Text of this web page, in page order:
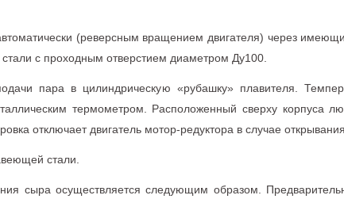
(реверсным вращением двигателя) через
с проходным отверстием диаметром Ду100.
пара в цилиндрическую «рубашку» плавителя.
термометром. Расположенный сверху корпуса
отключает двигатель мотор-редуктора в случае
стали.
сыра осуществляется следующим образом.